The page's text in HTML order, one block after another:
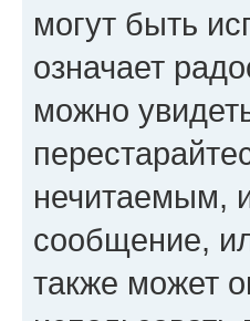
могут быть
означает
можно
нечитаемым,
сообщение,
также может